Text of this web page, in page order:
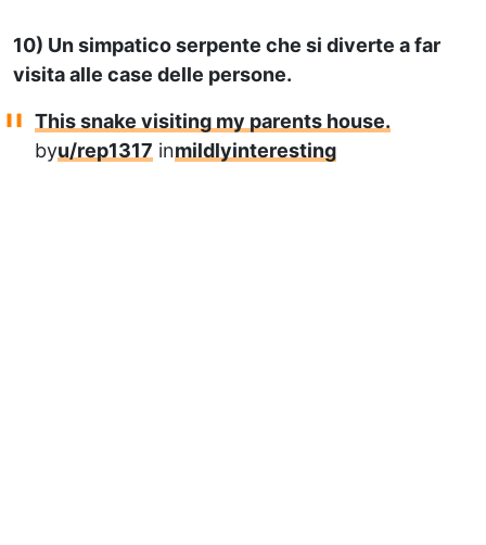
10) Un simpatico serpente che si diverte a far
visita alle case delle persone.
This snake visiting my parents house.
byu/rep1317 inmildlyinteresting